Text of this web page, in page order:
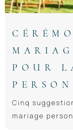
POUR
Cinq
mariage